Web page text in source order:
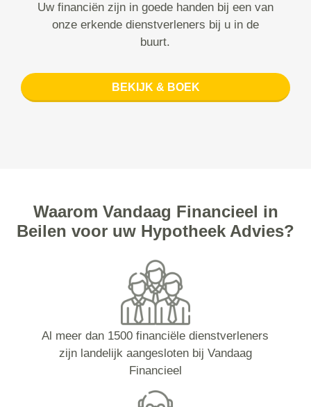
Uw financiën zijn in goede handen bij een van
onze erkende dienstverleners bij u in de
buurt.
BEKIJK & BOEK
Waarom Vandaag Financieel in
Beilen voor uw Hypotheek Advies?
Al meer dan 1500 financiële dienstverleners
zijn landelijk aangesloten bij Vandaag
Financieel